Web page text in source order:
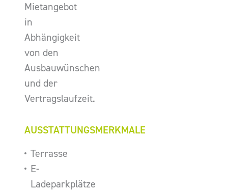
Mietangebot
in
Abhängigkeit
von den
Ausbauwünschen
und der
Vertragslaufzeit.
AUSSTATTUNGSMERKMALE
Terrasse
E-
Ladeparkplätze